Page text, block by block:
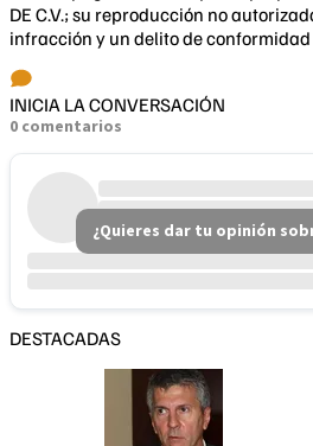
DE C.V.; su reproducción no
infracción y un delito de
INICIA LA CONVERSACIÓN
0 comentarios
¿Quieres dar tu opinión
DESTACADAS